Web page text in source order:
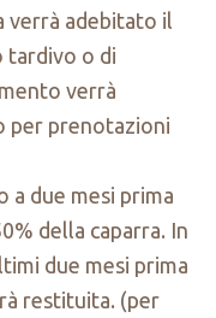
verrà adebitato il
tardivo o di
verrà
per prenotazioni
a due mesi prima
della caparra. In
due mesi prima
restituita. (per